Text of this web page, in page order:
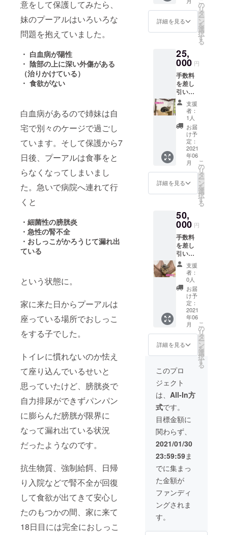
意をして保護してみたら、
妹のプーアルはいろいろな
問題を抱えていました。
・ 白血病が陽性
・ 陰部の上に深い外傷がある
（治りかけている）
・ 食欲がない
白血病があるので姉妹は自
宅で別々のケージで過ごし
ています。そして保護から7
日後、プーアルは食事をと
らなくなってしまいまし
た。急いで病院へ連れて行
くと
・細菌性の膀胱炎
・急性の腎不全
・おしっこがかろうじて漏れ出
ている
という状態に。
家に来た日からプーアルは
座っている場所でおしっこ
をする子でした。
トイレに慣れないのか怯え
て座り込んでいるせいと
思っていたけど、膀胱炎で
自力排尿ができずパンパン
に膨らんだ膀胱が限界に
なって漏れ出ている状況
だったようなのです。
抗生物質、強制給餌、日帰
り入院などで腎不全が回復
して食欲が出てきて安心し
たのもつかの間、家に来て
18日目には完全におしっこ
プロ
ジェク
ト完了
後にパ
トロン
使用し
た活動
報告ブ
ログと
プーア
ルの写
真ポス
トカー
ドお礼
状をお
送りし
ます。
詳細を見る
の
リ
タ
ー
ン
を
選
択
す
る
25,
000 円
手数料
を差し
引いた
全額を
手術費
用の支
払いへ
充てさ
せてい
ただき
ます。
プロ
ジェク
ト完了
後にパ
トロン
使用し
た活動
報告ブ
ログと
・お手
紙 ・
プーア
ルの写
真1枚
・感謝
状 を郵
送でお
届けい
たしま
す。 ※
写真は
一眼レ
写真屋
さんで
プリン
トしま
す。 ※
感謝状
は保護
主であ
るわた
しがデ
ザイン
して厚
紙にプ
リント
しま
す。
支援
者：
1人
お届
け予
定：
2021
年06
月
詳細を見る
こ
の
リ
タ
ー
ン
を
選
択
す
る
50,
000 円
手数料
を差し
引いた
全額を
手術費
用の支
払いへ
充てさ
せてい
ただき
ます。
プロ
ジェク
ト完了
後にパ
トロン
機能を
使用し
た活動
報告ブ
ログと
・お手
紙 ・
プーア
ルの写
真2枚
・感謝
状 を郵
送でお
届けい
たしま
す。 ※
写真は
一眼レ
写真屋
支援
者：
0人
お届
け予
定：
2021
年06
月
詳細を見る
こ
の
リ
タ
ー
ン
を
選
択
す
る
このプロ
ジェクト
は、 All-In方
式です。
目標金額に
関わらず、
2021/01/30
23:59:59ま
でに集まっ
た金額が
ファンディ
ングされま
す。